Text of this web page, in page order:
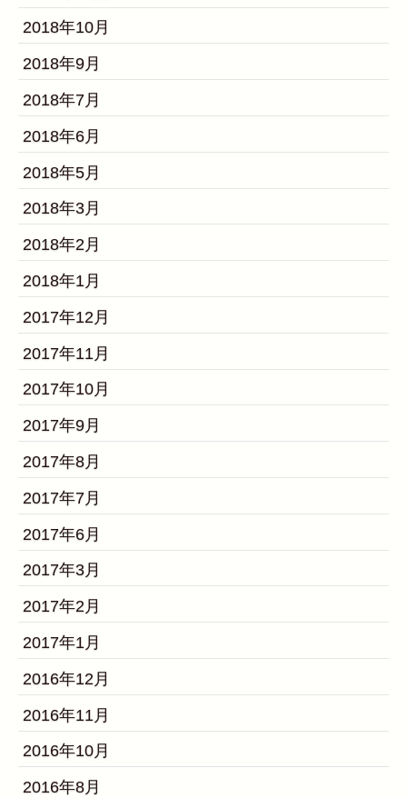
2018年10月
2018年9月
2018年7月
2018年6月
2018年5月
2018年3月
2018年2月
2018年1月
2017年12月
2017年11月
2017年10月
2017年9月
2017年8月
2017年7月
2017年6月
2017年3月
2017年2月
2017年1月
2016年12月
2016年11月
2016年10月
2016年8月